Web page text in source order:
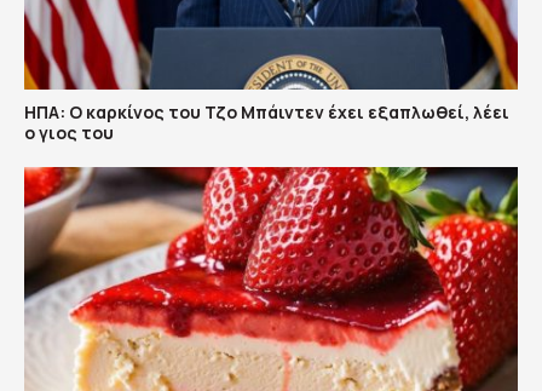
ΗΠΑ: Ο καρκίνος του Τζο Μπάιντεν έχει εξαπλωθεί, λέει
ο γιος του